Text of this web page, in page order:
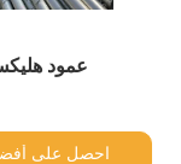
عمود
احصل على